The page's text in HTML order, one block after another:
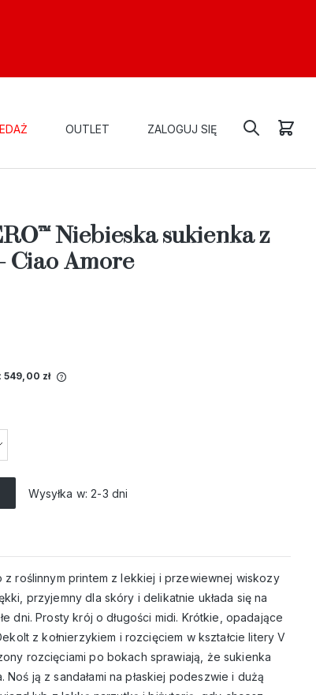
OUTLET ZALOGUJ SIĘ
Niebieska sukienka z
Ciao Amore
549,00 zł
Wysyłka w: 2-3 dni
roślinnym printem z lekkiej i przewiewnej wiskozy
przyjemny dla skóry i delikatnie układa się na
dni. Prosty krój o długości midi. Krótkie, opadające
z kołnierzykiem i rozcięciem w kształcie litery V
rozcięciami po bokach sprawiają, że sukienka
ją z sandałami na płaskiej podeszwie i dużą